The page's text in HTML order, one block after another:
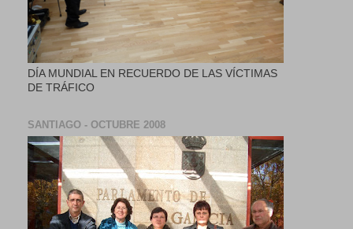
DÍA MUNDIAL EN RECUERDO DE LAS VÍCTIMAS
DE TRÁFICO
SANTIAGO - OCTUBRE 2008